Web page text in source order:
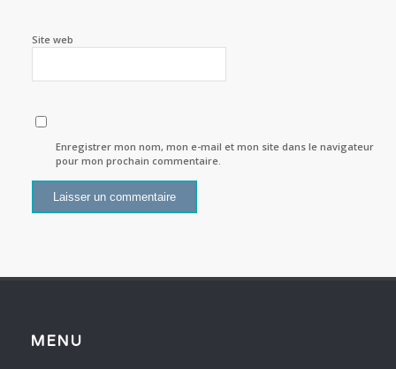
Site web
Enregistrer mon nom, mon e-mail et mon site dans le navigateur
pour mon prochain commentaire.
MENU